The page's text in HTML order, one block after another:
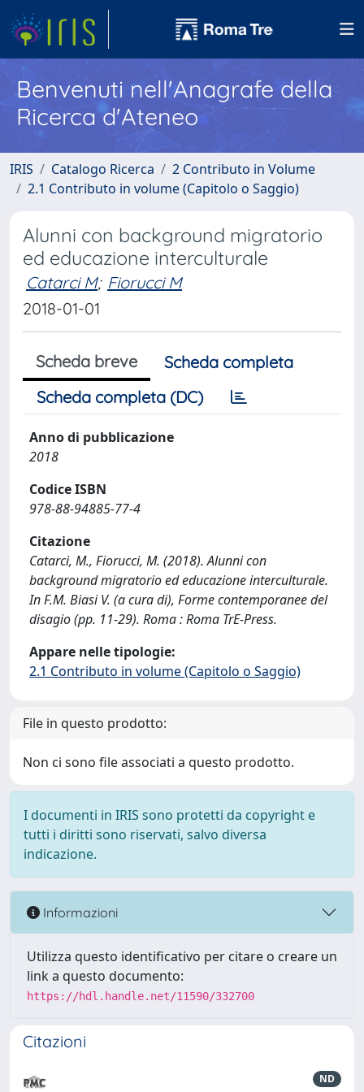
Benvenuti nell'Anagrafe della
Ricerca d'Ateneo
IRIS Catalogo Ricerca
2 Contributo in Volume
2.1 Contributo in volume (Capitolo o Saggio)
Alunni con background migratorio
ed educazione interculturale
Catarci M; Fiorucci M
2018-01-01
Scheda breve
Scheda completa
Scheda completa (DC)
Anno di pubblicazione
2018
Codice ISBN
978-88-94885-77-4
Citazione
Catarci, M., Fiorucci, M. (2018). Alunni con
background migratorio ed educazione interculturale.
In F.M. Biasi V. (a cura di), Forme contemporanee del
disagio (pp. 11-29). Roma : Roma TrE-Press.
Appare nelle tipologie:
2.1 Contributo in volume (Capitolo o Saggio)
File in questo prodotto:
Non ci sono file associati a questo prodotto.
I documenti in IRIS sono protetti da copyright e
tutti i diritti sono riservati, salvo diversa
indicazione.
Informazioni
Utilizza questo identificativo per citare o creare un
link a questo documento:
https://hdl.handle.net/11590/332700
Citazioni
ND